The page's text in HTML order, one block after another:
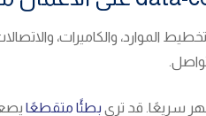
الموارد، والكاميرات،
سريعًا. قد ترى بطئًا متقطعًا